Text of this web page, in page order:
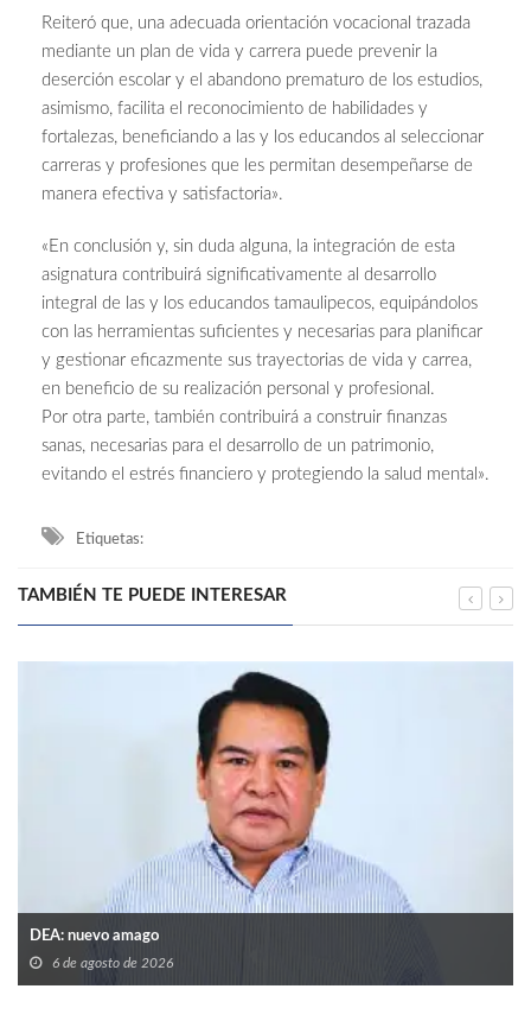
Reiteró que, una adecuada orientación vocacional trazada
mediante un plan de vida y carrera puede prevenir la
deserción escolar y el abandono prematuro de los estudios,
asimismo, facilita el reconocimiento de habilidades y
fortalezas, beneficiando a las y los educandos al seleccionar
carreras y profesiones que les permitan desempeñarse de
manera efectiva y satisfactoria».
«En conclusión y, sin duda alguna, la integración de esta
asignatura contribuirá significativamente al desarrollo
integral de las y los educandos tamaulipecos, equipándolos
con las herramientas suficientes y necesarias para planificar
y gestionar eficazmente sus trayectorias de vida y carrea,
en beneficio de su realización personal y profesional.
Por otra parte, también contribuirá a construir finanzas
sanas, necesarias para el desarrollo de un patrimonio,
evitando el estrés financiero y protegiendo la salud mental».
Etiquetas:
TAMBIÉN TE PUEDE INTERESAR
DEA: nuevo amago
6 de agosto de 2026